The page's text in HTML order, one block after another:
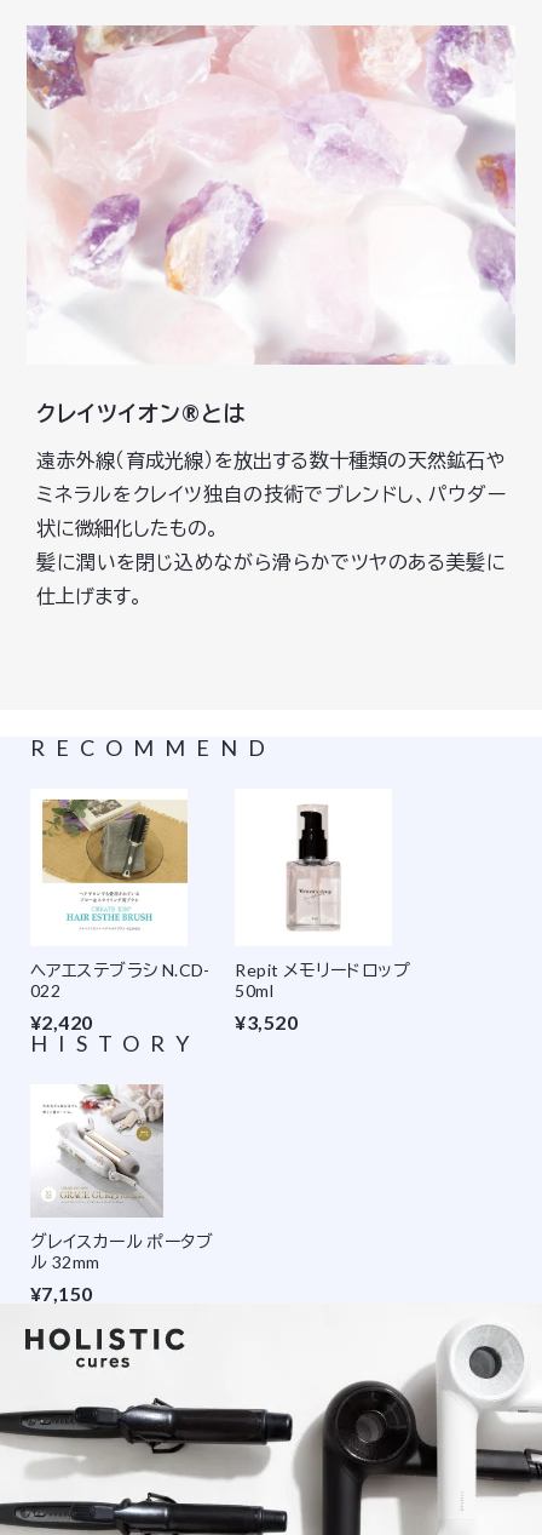
クレイツイオン®とは
遠赤外線（育成光線）を放出する数十種類の天然鉱石や
ミネラルをクレイツ独自の技術でブレンドし、パウダー
状に微細化したもの。
髪に潤いを閉じ込めながら滑らかでツヤのある美髪に
仕上げます。
RECOMMEND
ヘアエステブラシ N.CD-
022
¥2,420
Repit メモリードロップ
50ml
¥3,520
HISTORY
グレイスカール ポータブ
ル 32mm
¥7,150